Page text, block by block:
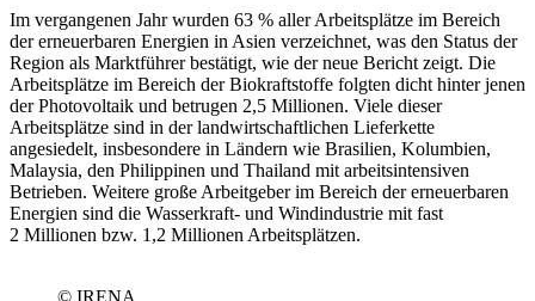
Im vergangenen Jahr wurden 63 % aller Arbeitsplätze im Bereich
der erneuerbaren Energien in Asien verzeichnet, was den Status der
Region als Marktführer bestätigt, wie der neue Bericht zeigt. Die
Arbeitsplätze im Bereich der Biokraftstoffe folgten dicht hinter jenen
der Photovoltaik und betrugen 2,5 Millionen. Viele dieser
Arbeitsplätze sind in der landwirtschaftlichen Lieferkette
angesiedelt, insbesondere in Ländern wie Brasilien, Kolumbien,
Malaysia, den Philippinen und Thailand mit arbeitsintensiven
Betrieben. Weitere große Arbeitgeber im Bereich der erneuerbaren
Energien sind die Wasserkraft- und Windindustrie mit fast
2 Millionen bzw. 1,2 Millionen Arbeitsplätzen.
© IRENA